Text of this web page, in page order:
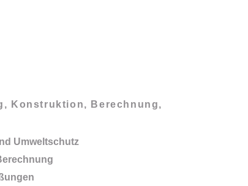
Konstruktion, Berechnung,
Umweltschutz